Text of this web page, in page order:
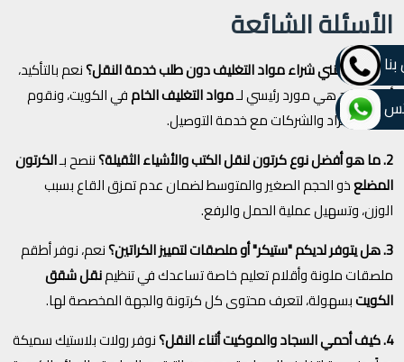
الأسئلة الشائعة
1. هل يمكنني شراء مواد التغليف دون طلب خدمة النقل؟
نعم بالتأكيد،
أنوار الخليج هي مورد رئيسي لـمواد التغليف الخامفي الكويت، ونقوم
بالبيع للأفراد والشركات مع خدمة التوصيل.
2. ما هو أفضل نوع كرتون لنقل الكتب والأشياء الثقيلة؟
ننصح بـالكرتون
المضلعذو الحجم الصغير والمتوسط لضمان عدم تمزق القاع بسبب
الوزن، وتسهيل عملية الحمل والرفع.
3. هل يتوفر لديكم "ستيكر" أو ملصقات لتمييز الكراتين؟
نعم، نوفر أطقم
ملصقات ملونة وأقلام تعليم خاصة تساعدك في تنظيمنقل شقق
الكويتبسهولة، لتعرف محتوى كل كرتونة والجهة المخصصة لها.
4. كيف أحمي السجاد والموكيت أثناء النقل؟
نوفر رولات بلاستيك سميكة